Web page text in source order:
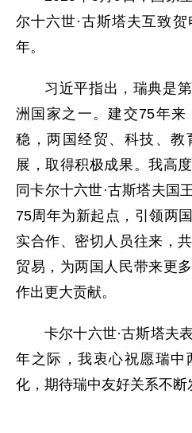
尔十六世·古斯塔夫互致
年。
习近平指出，瑞典是
洲国家之一。建交75年
稳，两国经贸、科技、教
展，取得积极成果。我高
同卡尔十六世·古斯塔夫国
75周年为新起点，引领两
实合作、密切人员往来，
贸易，为两国人民带来更
作出更大贡献。
卡尔十六世·古斯塔夫
年之际，我衷心祝愿瑞中
化，期待瑞中友好关系不断